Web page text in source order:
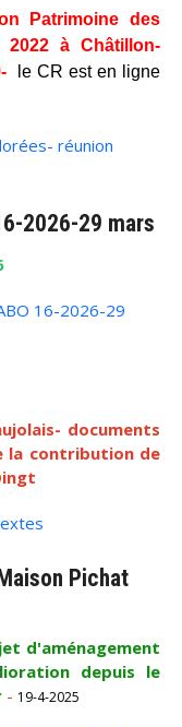
Patrimoine des
2022 à Châtillon-
le CR est en ligne
réunion
2026-29 mars
16-2026-29
documents
la contribution de
Pichat
d'aménagement
depuis le
- 19-4-2025